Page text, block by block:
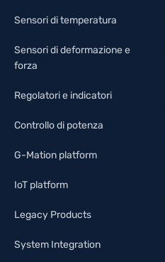
Sensori di temperatura
Sensori di deformazione e
forza
Regolatori e indicatori
Controllo di potenza
G-Mation platform
IoT platform
Legacy Products
System Integration